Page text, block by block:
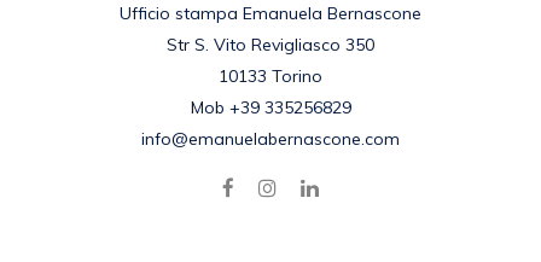
Ufficio stampa Emanuela Bernascone
Str S. Vito Revigliasco 350
10133 Torino
Mob +39 335256829
info@emanuelabernascone.com